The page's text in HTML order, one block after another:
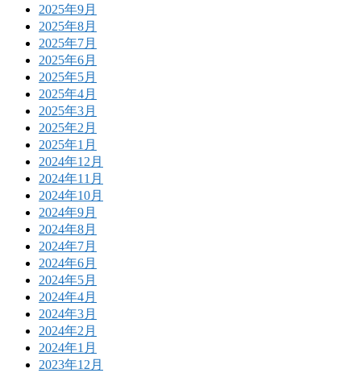
2025年9月
2025年8月
2025年7月
2025年6月
2025年5月
2025年4月
2025年3月
2025年2月
2025年1月
2024年12月
2024年11月
2024年10月
2024年9月
2024年8月
2024年7月
2024年6月
2024年5月
2024年4月
2024年3月
2024年2月
2024年1月
2023年12月